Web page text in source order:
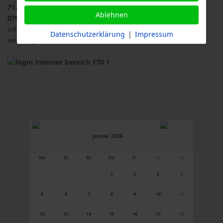
71263 Weil der Stadt
07033 / 69 23 902
info@logl-bw.de
www.logl-bw.de
Januar 2026
Mo Di Mi Do Fr
1 2 3 4
5 6 7 8 9 10 11
12 13 14 15 16 17 18
Ablehnen
Datenschutzerklärung | Impressum